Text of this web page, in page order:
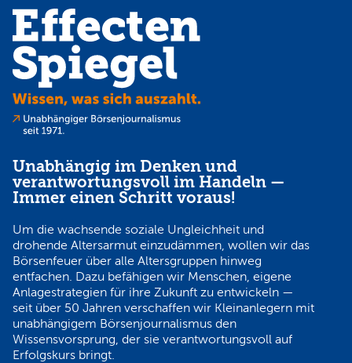
Unabhängig im Denken und
verantwortungsvoll im Handeln —
Immer einen Schritt voraus!
Um die wachsende soziale Ungleichheit und
drohende Altersarmut einzudämmen, wollen wir das
Börsenfeuer über alle Altersgruppen hinweg
entfachen. Dazu befähigen wir Menschen, eigene
Anlagestrategien für ihre Zukunft zu entwickeln —
seit über 50 Jahren verschaffen wir Kleinanlegern mit
unabhängigem Börsenjournalismus den
Wissensvorsprung, der sie verantwortungsvoll auf
Erfolgskurs bringt.